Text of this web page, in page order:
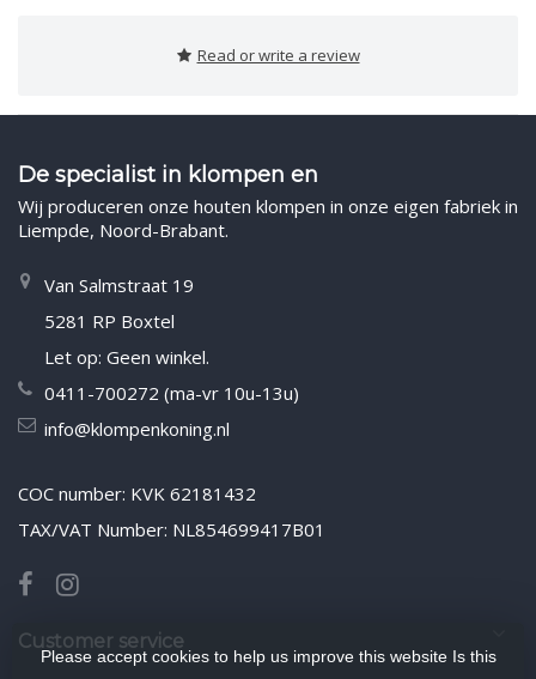
Read or write a review
De specialist in klompen en
Wij produceren onze houten klompen in onze eigen fabriek in
Liempde, Noord-Brabant.
Van Salmstraat 19
5281 RP Boxtel
Let op: Geen winkel.
0411-700272 (ma-vr 10u-13u)
info@klompenkoning.nl
COC number: KVK 62181432
TAX/VAT Number: NL854699417B01
Customer service
Please accept cookies to help us improve this website Is this